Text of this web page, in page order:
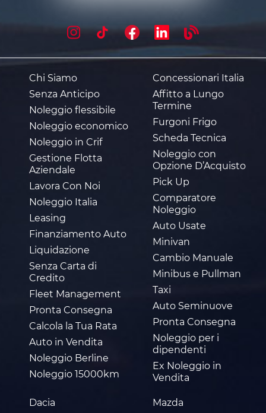
Chi Siamo
Senza Anticipo
Noleggio flessibile
Noleggio economico
Noleggio in Crif
Gestione Flotta
Aziendale
Lavora Con Noi
Noleggio Italia
Leasing
Finanziamento Auto
Liquidazione
Senza Carta di
Credito
Fleet Management
Pronta Consegna
Calcola la Tua Rata
Auto in Vendita
Noleggio Berline
Noleggio 15000km
Dacia
Mazda
Concessionari Italia
Affitto a Lungo
Termine
Furgoni Frigo
Scheda Tecnica
Noleggio con
Opzione D’Acquisto
Pick Up
Comparatore
Noleggio
Auto Usate
Minivan
Cambio Manuale
Minibus e Pullman
Taxi
Auto Seminuove
Pronta Consegna
Noleggio per i
dipendenti
Ex Noleggio in
Vendita